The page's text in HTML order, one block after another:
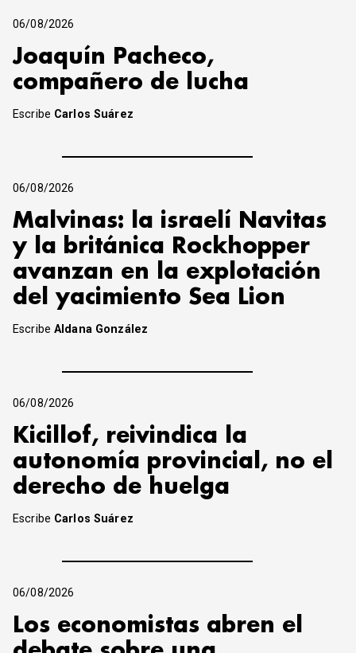
06/08/2026
Joaquín Pacheco,
compañero de lucha
Escribe Carlos Suárez
06/08/2026
Malvinas: la israelí Navitas
y la británica Rockhopper
avanzan en la explotación
del yacimiento Sea Lion
EscribeAldana González
06/08/2026
Kicillof, reivindica la
autonomía provincial, no el
derecho de huelga
Escribe Carlos Suárez
06/08/2026
Los economistas abren el